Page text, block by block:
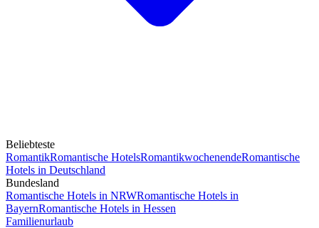
Beliebteste
RomantikRomantische HotelsRomantikwochenendeRomantische
Hotels in Deutschland
Bundesland
Romantische Hotels in NRWRomantische Hotels in
BayernRomantische Hotels in Hessen
Familienurlaub